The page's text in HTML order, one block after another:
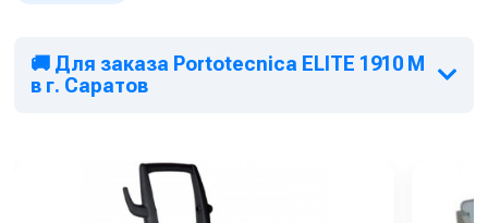
🚚 Для заказа Portotecnica ELITE 1910 M
в г. Саратов